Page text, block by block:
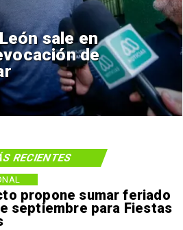
sale en
de
propone sumar feriado
septiembre para Fiestas
RECIENTES